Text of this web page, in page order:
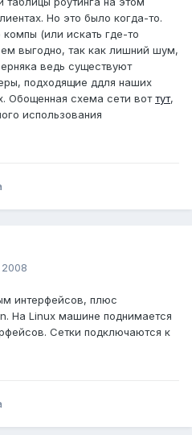
Но это было когда-то.
(или искать где-то
выгодно, так как лишний шум,
ведь существуют
подходящие ддля наших
Обощенная схема сети воттут,
использования
интерфейсов, плюс
На Linux машине поднимается
Сетки подключаются к